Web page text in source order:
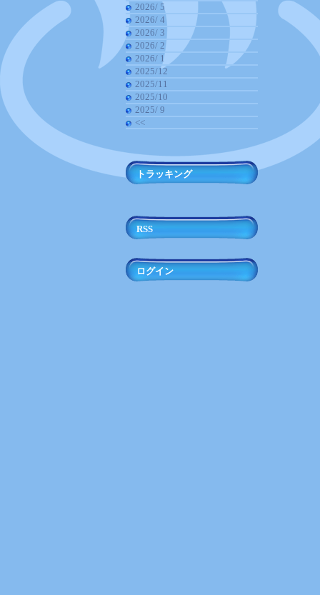
2026/ 5
2026/ 4
2026/ 3
2026/ 2
2026/ 1
2025/12
2025/11
2025/10
2025/ 9
<<
トラッキング
RSS
ログイン